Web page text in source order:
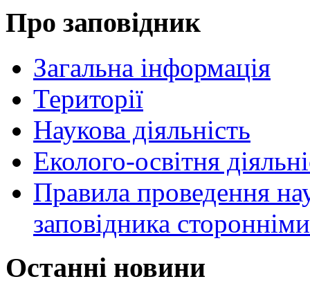
Про заповідник
Загальна інформація
Території
Наукова діяльність
Еколого-освітня
Правила проведення
заповідника
Останні новини